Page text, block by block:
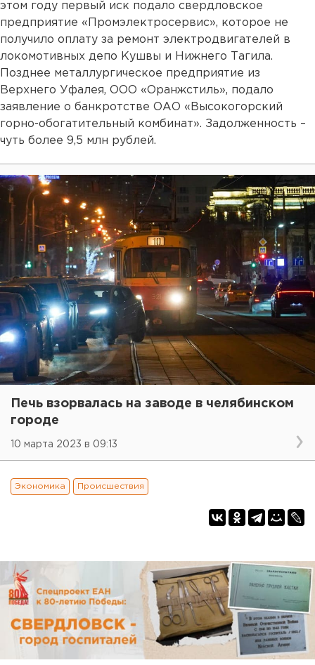
этом году первый иск подало свердловское
предприятие «Промэлектросервис», которое не
получило оплату за ремонт электродвигателей в
локомотивных депо Кушвы и Нижнего Тагила.
Позднее металлургическое предприятие из
Верхнего Уфалея, ООО «Оранжстиль», подало
заявление о банкротстве ОАО «Высокогорский
горно-обогатительный комбинат». Задолженность –
чуть более 9,5 млн рублей.
Печь взорвалась на заводе в челябинском
городе
10 марта 2023 в 09:13
Экономика Происшествия